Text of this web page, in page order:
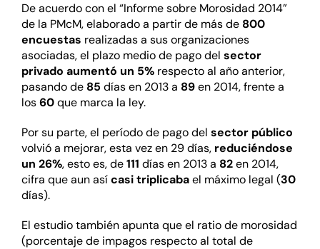
De acuerdo con el “Informe sobre Morosidad 2014”
de la PMcM, elaborado a partir de más de 800
encuestas realizadas a sus organizaciones
asociadas, el plazo medio de pago del sector
privado aumentó un 5%respecto al año anterior,
pasando de 85 días en 2013 a 89en 2014, frente a
los60que marca la ley.
Por su parte, el período de pago del sector público
volvió a mejorar, esta vez en 29 días, reduciéndose
un 26%, esto es, de111 días en 2013 a 82en 2014,
cifra que aun asícasi triplicabael máximo legal (30
días).
El estudio también apunta que el ratio de morosidad
(porcentaje de impagos respecto al total de